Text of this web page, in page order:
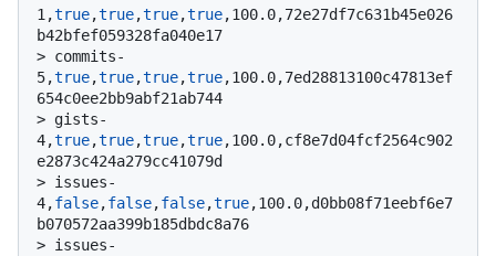
1,true,true,true,true,100.0,72e27df7c631b45e026
b42bfef059328fa040e17
> commits-
5,true,true,true,true,100.0,7ed28813100c47813ef
654c0ee2bb9abf21ab744
> gists-
4,true,true,true,true,100.0,cf8e7d04fcf2564c902
e2873c424a279cc41079d
> issues-
4,false,false,false,true,100.0,d0bb08f71eebf6e7
b070572aa399b185dbdc8a76
> issues-